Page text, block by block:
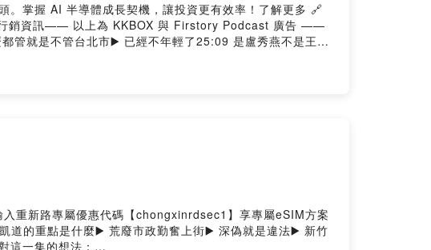
。掌握 AI 半導體成長契機，讓投資更有效率！了解更多 🔗
行銷資訊—— 以上為 KKBOX 與 Firstory Podcast 廣告 ——
就是不管台北市▶️ 已經不年輕了25:09 是盧秀燕不是王鴻
user/clicsolps01uy01q64fyi28c7/comments抖內我
重新路專屬優惠代碼【chongxinrdsec1】享專屬eSIM方案
道的重點是什麼▶️ 荒廢市政勤奮上街▶️ 深偽就是違法▶️ 新竹
一集的想法：